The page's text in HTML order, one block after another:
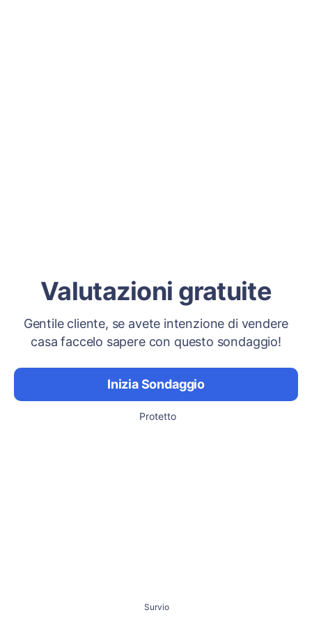
Valutazioni gratuite
Gentile cliente, se avete intenzione di vendere
casa faccelo sapere con questo sondaggio!
Inizia Sondaggio
Protetto
Survio